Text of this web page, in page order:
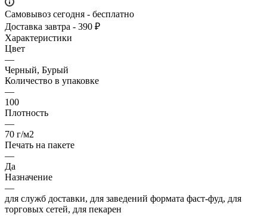
Самовывоз сегодня - бесплатно
Доставка завтра - 390 ₽
Характеристики
Цвет
—
Черный, Бурый
Количество в упаковке
—
100
Плотность
—
70 г/м2
Печать на пакете
—
Да
Назначение
—
для служб доставки, для заведений формата фаст-фуд, для
торговых сетей, для пекарен